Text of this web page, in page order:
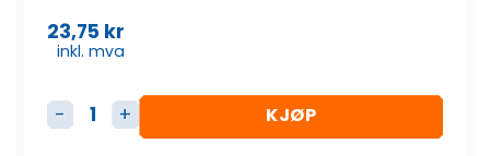
23,75 kr
inkl. mva
Bolt antall KJØP